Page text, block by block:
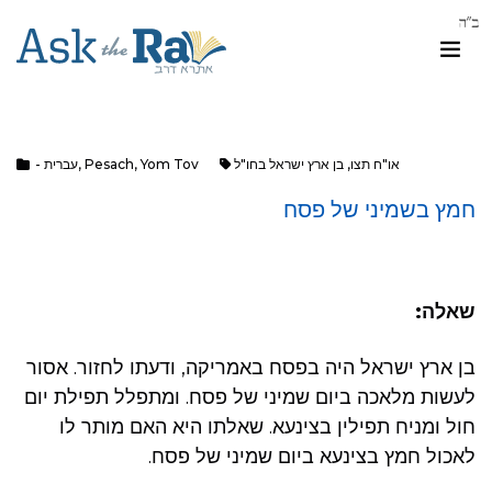
- עברית, Pesach,Yom Tov או"ח תצו, בן ארץ ישראל בחו"ל
חמץ בשמיני של פסח
שאלה:
בן ארץ ישראל היה בפסח באמריקה, ודעתו לחזור. אסור
לעשות מלאכה ביום שמיני של פסח. ומתפלל תפילת יום
חול ומניח תפילין בצינעא. שאלתו היא האם מותר לו
לאכול חמץ בצינעא ביום שמיני של פסח.